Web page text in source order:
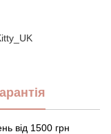
від 1500 грн